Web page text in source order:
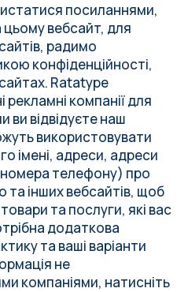
посиланнями,
вебсайт, для
радимо
конфіденційності,
Ratatype
компанії для
ви відвідуєте наш
використовувати
імені, адреси, адреси
телефону) про
та інших вебсайтів, щоб
та послуги, які вас
додаткова
та ваші варіанти
не
компаніями, натисніть